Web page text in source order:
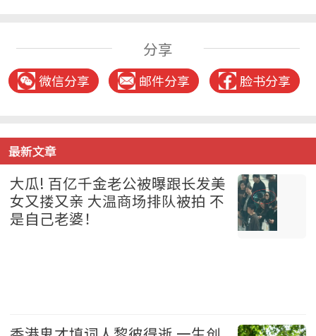
分享
微信分享 邮件分享 脸书分享
最新文章
大瓜! 百亿千金老公被曝跟长发美
女又搂又亲 大温商场排队被拍 不
是自己老婆！